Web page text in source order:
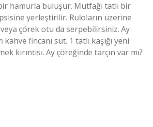
hamurla buluşur. Mutfağı tatlı bir
yerleştirilir. Ruloların üzerine
çörek otu da serpebilirsiniz. Ay
fincanı süt. 1 tatlı kaşığı yeni
kırıntısı. Ay çöreğinde tarçın var mı?